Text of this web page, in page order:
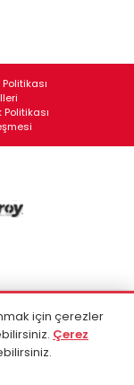
için çerezler
Çerez